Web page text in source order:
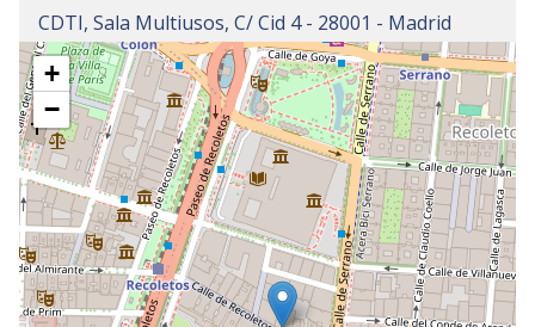
CDTI, Sala Multiusos, C/ Cid 4 - 28001 - Madrid
+
−